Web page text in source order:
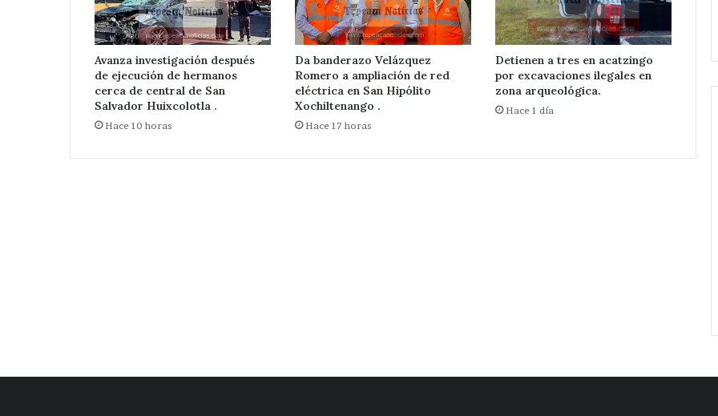
Avanza investigación después
de ejecución de hermanos
cerca de central de San
Salvador Huixcolotla .
Hace 10 horas
Da banderazo Velázquez
Romero a ampliación de red
eléctrica en San Hipólito
Xochiltenango .
Hace 17 horas
Detienen a tres en acatzingo
por excavaciones ilegales en
zona arqueológica.
Hace 1 día
colonia
Santa
Cecilia
Santa Cecilia .
central
de
Huixcolotla
Huixcolotla .